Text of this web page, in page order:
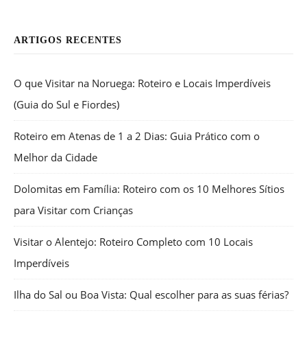
ARTIGOS RECENTES
O que Visitar na Noruega: Roteiro e Locais Imperdíveis
(Guia do Sul e Fiordes)
Roteiro em Atenas de 1 a 2 Dias: Guia Prático com o
Melhor da Cidade
Dolomitas em Família: Roteiro com os 10 Melhores Sítios
para Visitar com Crianças
Visitar o Alentejo: Roteiro Completo com 10 Locais
Imperdíveis
Ilha do Sal ou Boa Vista: Qual escolher para as suas férias?